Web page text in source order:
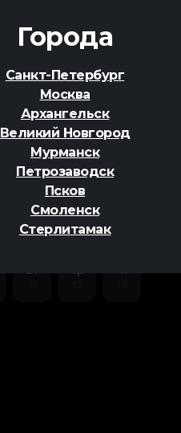
Города
Санкт-Петербург
Москва
Архангельск
Великий Новгород
Мурманск
Петрозаводск
Псков
Смоленск
Стерлитамак
Вт
Ср
Чт